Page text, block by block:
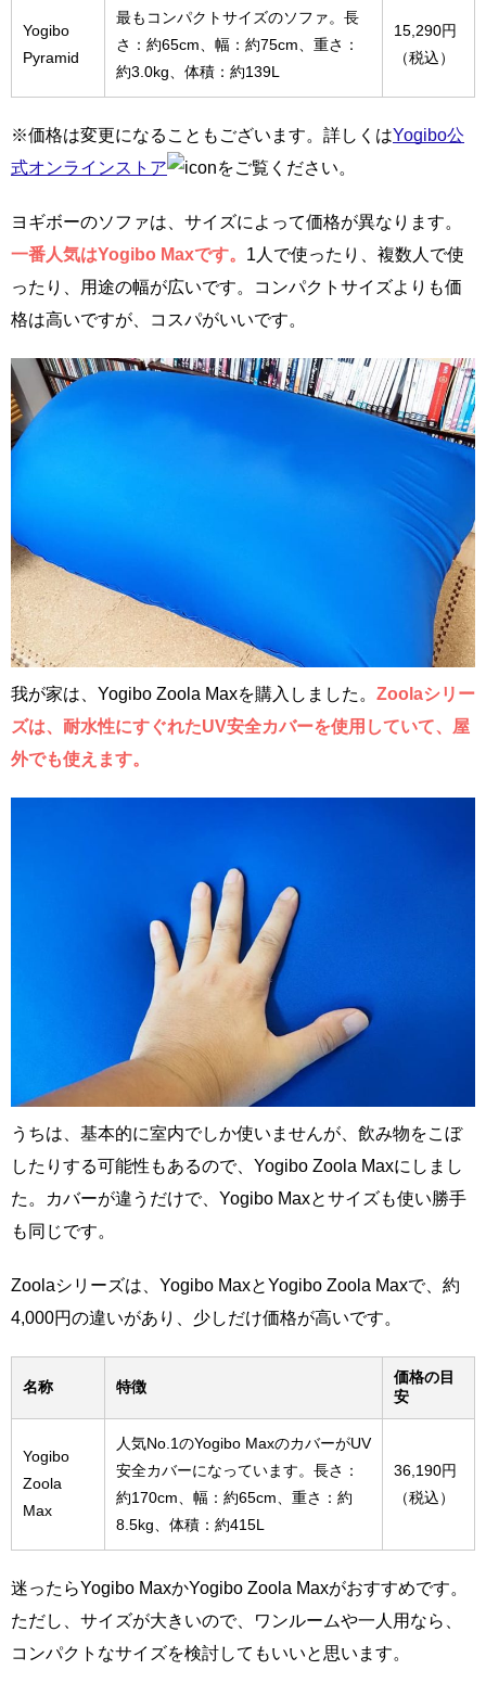
Yogibo
Pyramid
最もコンパクトサイズのソファ。長
さ：約65cm、幅：約75cm、重さ：
約3.0kg、体積：約139L
15,290円
（税込）
※価格は変更になることもございます。詳しくはYogibo公
式オンラインストア
をご覧ください。
ヨギボーのソファは、サイズによって価格が異なります。
一番人気はYogibo Maxです。 1人で使ったり、複数人で使
ったり、用途の幅が広いです。コンパクトサイズよりも価
格は高いですが、コスパがいいです。
我が家は、Yogibo Zoola Maxを購入しました。 Zoolaシリー
ズは、耐水性にすぐれたUV安全カバーを使用していて、屋
外でも使えます。
うちは、基本的に室内でしか使いませんが、飲み物をこぼ
したりする可能性もあるので、Yogibo Zoola Maxにしまし
た。カバーが違うだけで、Yogibo Maxとサイズも使い勝手
も同じです。
Zoolaシリーズは、Yogibo MaxとYogibo Zoola Maxで、約
4,000円の違いがあり、少しだけ価格が高いです。
名称 特徴
価格の目
安
Yogibo
Zoola
Max
人気No.1のYogibo MaxのカバーがUV
安全カバーになっています。長さ：
約170cm、幅：約65cm、重さ：約
8.5kg、体積：約415L
36,190円
（税込）
迷ったらYogibo MaxかYogibo Zoola Maxがおすすめです。
ただし、サイズが大きいので、ワンルームや一人用なら、
コンパクトなサイズを検討してもいいと思います。